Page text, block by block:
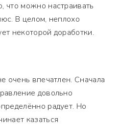
что можно настраивать
В целом, неплохо
некоторой доработки.
очень впечатлен. Сначала
довольно
радует. Но
казаться